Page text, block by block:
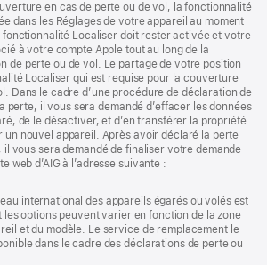
en cas de perte ou de vol, la fonctionnalité
dans les Réglages de votre appareil au moment
fonctionnalité Localiser doit rester activée et votre
à votre compte Apple tout au long de la
de perte ou de vol. Le partage de votre position
Localiser qui est requise pour la couverture
Dans le cadre d’une procédure de déclaration de
perte, il vous sera demandé d’effacer les données
de le désactiver, et d’en transférer la propriété
un nouvel appareil. Après avoir déclaré la perte
il vous sera demandé de finaliser votre demande
web d’AIG à l’adresse suivante :
international des appareils égarés ou volés est
les options peuvent varier en fonction de la zone
et du modèle. Le service de remplacement le
dans le cadre des déclarations de perte ou